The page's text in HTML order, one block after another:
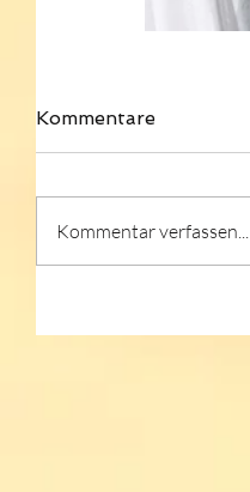
Kommentare
Kommentar verfassen...